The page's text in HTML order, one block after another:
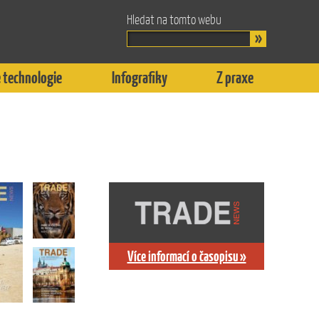
Hledat na tomto webu
technologie Infografiky Z praxe
Více informací o časopisu »